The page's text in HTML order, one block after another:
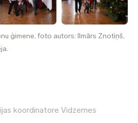
ģimene, foto autors: Ilmārs Znotiņš,
koordinatore Vidzemes